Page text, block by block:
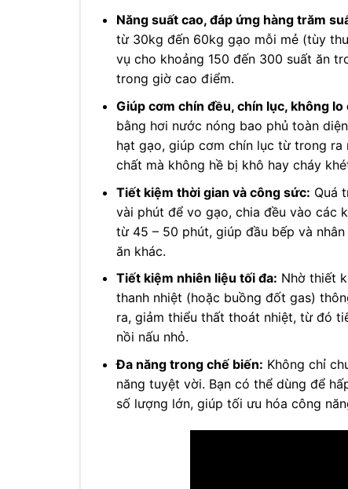
Năng suất cao, đáp ứng hàng trăm
từ 30kg đến 60kg gạo mỗi mẻ (tùy
vụ cho khoảng 150 đến 300 suất ăn
trong giờ cao điểm.
Giúp cơm chín đều, chín lục, không lo
bằng hơi nước nóng bao phủ toàn
hạt gạo, giúp cơm chín lục từ trong
chất mà không hề bị khô hay cháy
Tiết kiệm thời gian và công sức: Quá
vài phút để vo gạo, chia đều vào các
từ 45 – 50 phút, giúp đầu bếp và
ăn khác.
Tiết kiệm nhiên liệu tối đa: Nhờ thiết
thanh nhiệt (hoặc buồng đốt gas)
ra, giảm thiểu thất thoát nhiệt, từ đó
nồi nấu nhỏ.
Đa năng trong chế biến: Không chỉ
năng tuyệt vời. Bạn có thể dùng để
số lượng lớn, giúp tối ưu hóa công